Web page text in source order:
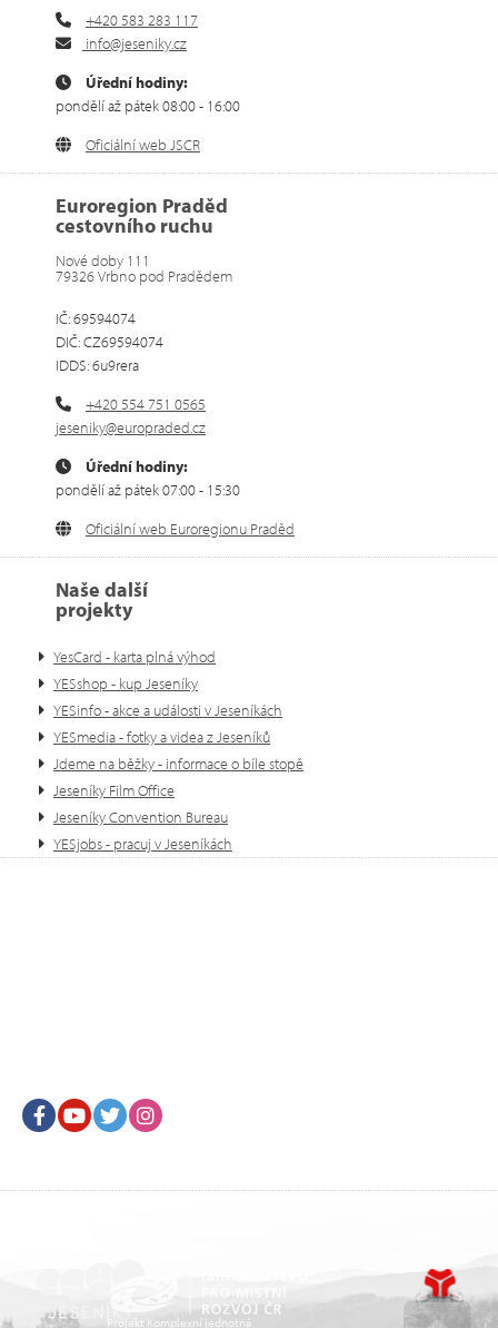
+420 583 283 117
info@jeseniky.cz
Úřední hodiny:
pondělí až pátek 08:00 - 16:00
Oficiální web JSCR
Euroregion Praděd
cestovního ruchu
Nové doby 111
79326 Vrbno pod Pradědem
IČ: 69594074
DIČ: CZ69594074
IDDS: 6u9rera
+420 554 751 0565
jeseniky@europraded.cz
Úřední hodiny:
pondělí až pátek 07:00 - 15:30
Oficiální web Euroregionu Praděd
Naše další
projekty
YesCard - karta plná výhod
YESshop - kup Jeseníky
YESinfo - akce a události v Jeseníkách
YESmedia - fotky a videa z Jeseníků
Jdeme na běžky - informace o bíle stopě
Jeseníky Film Office
Jeseníky Convention Bureau
YESjobs - pracuj v Jeseníkách
FacebookYoutubeTwitter
Projekt Komplexní jednotná